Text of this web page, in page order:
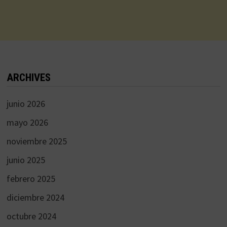
ARCHIVES
junio 2026
mayo 2026
noviembre 2025
junio 2025
febrero 2025
diciembre 2024
octubre 2024